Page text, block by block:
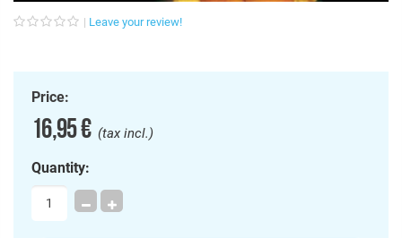
Leave your review!
Price:
16,95 €(tax incl.)
Quantity: